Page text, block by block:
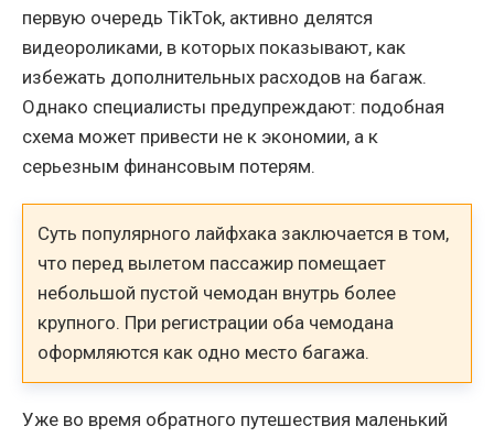
первую очередь TikTok, активно делятся
видеороликами, в которых показывают, как
избежать дополнительных расходов на багаж.
Однако специалисты предупреждают: подобная
схема может привести не к экономии, а к
серьезным финансовым потерям.
Суть популярного лайфхака заключается в том,
что перед вылетом пассажир помещает
небольшой пустой чемодан внутрь более
крупного. При регистрации оба чемодана
оформляются как одно место багажа.
Уже во время обратного путешествия маленький